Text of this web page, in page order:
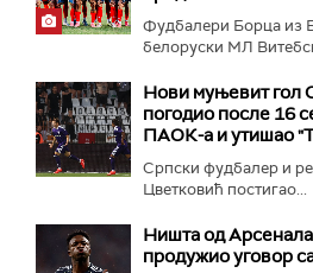
Фудбалери Борца из
белоруски МЛ
Нови муњевит гол
погодио после 16
ПАОК-а и утишао
Српски фудбалер и
Цветковић постигао...
Ништа од
продужио уговор